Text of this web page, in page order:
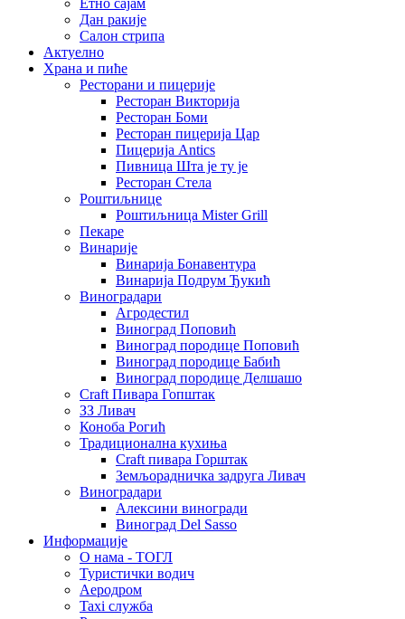
Етно сајам
Дан ракије
Салон стрипа
Актуелно
Храна и пиће
Ресторани и пицерије
Ресторан Викторија
Ресторан Боми
Ресторан пицерија Цар
Пицерија Аntics
Пивница Шта је ту је
Ресторан Стела
Роштиљнице
Роштиљница Mister Grill
Пекаре
Винарије
Винарија Бонавентура
Винарија Подрум Ђукић
Виноградари
Агродестил
Виноград Поповић
Виноград породице Поповић
Виноград породице Бабић
Виноград породице Делшашо
Craft Пивара Гопштак
ЗЗ Ливач
Коноба Рогић
Традиционална кухиња
Craft пивара Горштак
Земљорадничка задруга Ливач
Виноградари
Алексини виногради
Виноград Del Sasso
Информације
О нама - ТОГЛ
Туристички водич
Аеродром
Taxi служба